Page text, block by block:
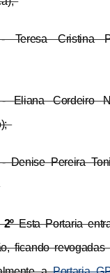
Teresa Cristina
Eliana Cordeiro
Denise Pereira
2º Esta Portaria
ficando